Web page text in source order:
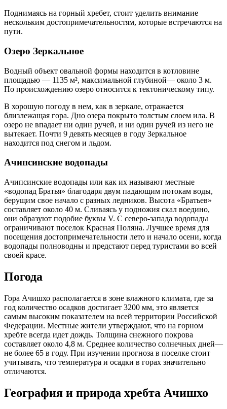
Новости
Блог
Инфраструктура
Отель
Глэмпинг
Банный комплекс
Ресторан
Смотреть все
Связаться
Поднимаясь на горный хребет, стоит уделить внимание
нескольким достопримечательностям, которые встречаются на
пути.
Озеро Зеркальное
Водный объект овальной формы находится в котловине
площадью — 1135 м², максимальной глубиной— около 3 м.
По происхождению озеро относится к тектоническому типу.
В хорошую погоду в нем, как в зеркале, отражается
близлежащая гора. Дно озера покрыто толстым слоем ила. В
озеро не впадает ни один ручей, и ни один ручей из него не
вытекает. Почти 9 девять месяцев в году Зеркальное
находится под снегом и льдом.
Ачипсинские водопады
Ачипсинские водопады или как их называют местные
«водопад Братья» благодаря двум падающим потокам воды,
берущим свое начало с разных ледников. Высота «Братьев»
составляет около 40 м. Сливаясь у подножия скал воедино,
они образуют подобие буквы V. С северо-запада водопады
ограничивают поселок Красная Поляна. Лучшее время для
посещения достопримечательности лето и начало осени, когда
водопады полноводны и предстают перед туристами во всей
своей красе.
Погода
Гора Ачишхо располагается в зоне влажного климата, где за
год количество осадков достигает 3200 мм, это является
самым высоким показателем на всей территории Российской
Федерации. Местные жители утверждают, что на горном
хребте всегда идет дождь. Толщина снежного покрова
составляет около 4,8 м. Среднее количество солнечных дней—
не более 65 в году. При изучении прогноза в поселке стоит
учитывать, что температура и осадки в горах значительно
отличаются.
География и природа хребта Ачишхо
Смотреть предложение
Принять все Настройки cookies
Забронировать